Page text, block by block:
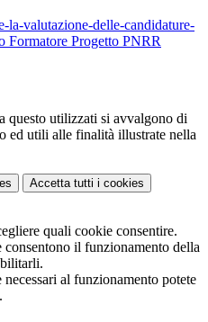
valutazione-delle-candidature-
Formatore Progetto PNRR
questo utilizzati si avvalgono di
ed utili alle finalità illustrate nella
Accetta tutti i cookies
quali cookie consentire.
il funzionamento della
al funzionamento potete
.